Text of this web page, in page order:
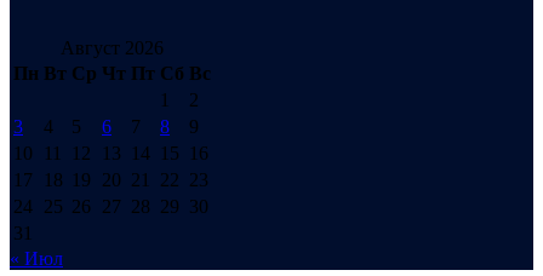
Август 2026
Пн Вт Ср Чт Пт Сб Вс
1
2
3
4 5 6 7 8
9
10
11 12 13 14 15
16
17
18 19 20 21 22 23
24 25 26 27 28 29 30
31
« Июл